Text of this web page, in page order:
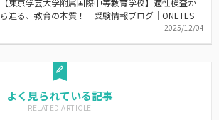
ら迫る、教育の本質！｜受験情報ブログ｜ONETES
2025/12/04
よく見られている記事